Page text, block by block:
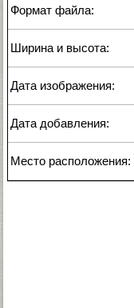
Формат файла:
Ширина и высота:
Дата изображения:
Дата добавления:
Место расположения: